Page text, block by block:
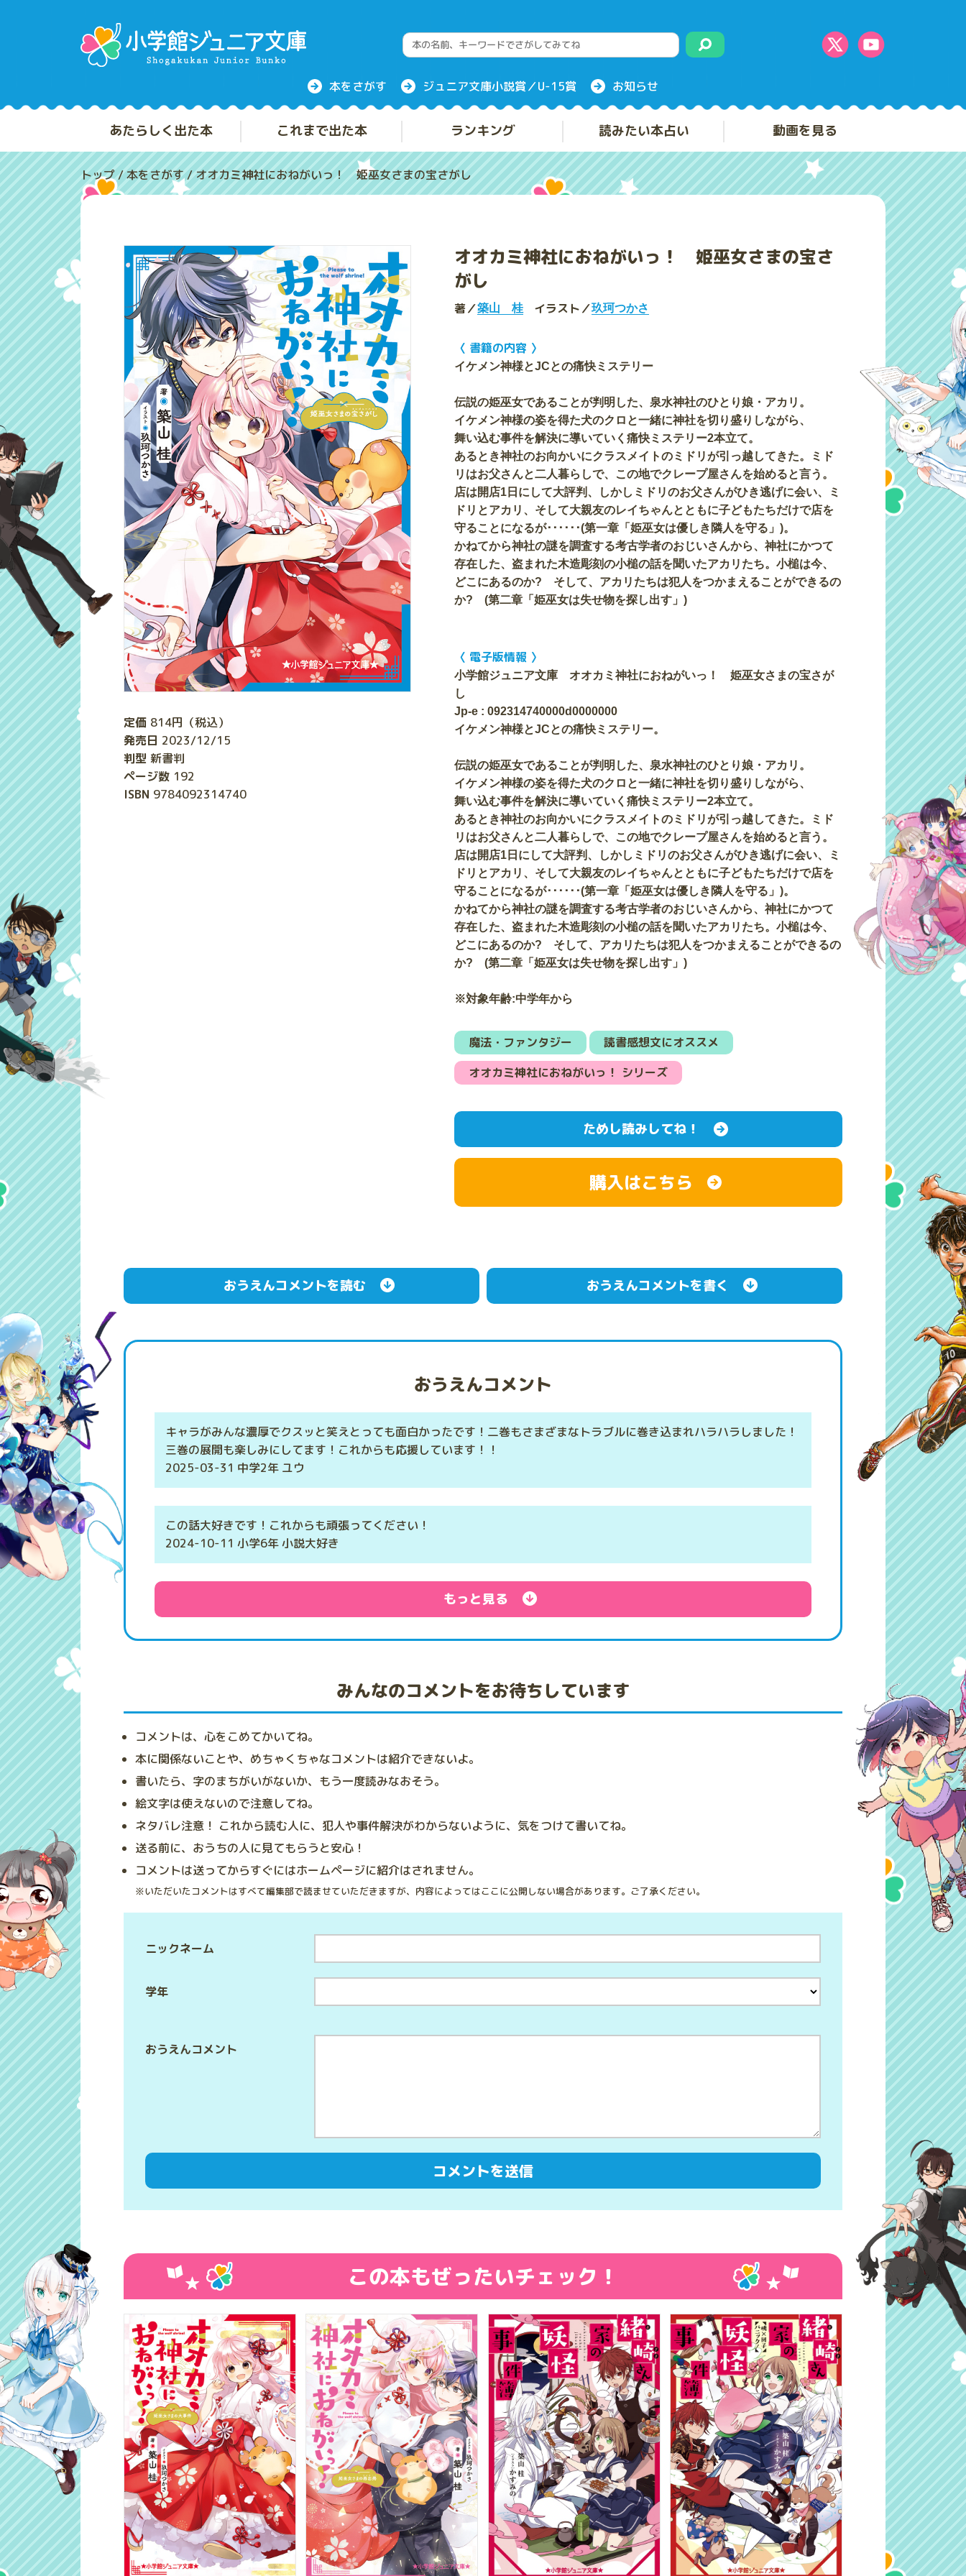
本をさがす ジュニア文庫小説賞／U-15賞 お知らせ
あたらしく出た本 これまで出た本 ランキング 読みたい本占い 動画を見る
トップ/本をさがす/オオカミ神社におねがいっ！ 姫巫女さまの宝さがし
定価 814円（税込）
発売日 2023/12/15
判型 新書判
ページ数 192
ISBN 9784092314740
オオカミ神社におねがいっ！ 姫巫女さまの宝さ
がし
著／築山 桂 イラスト／玖珂つかさ
〈 書籍の内容 〉
イケメン神様とJCとの痛快ミステリー
伝説の姫巫女であることが判明した、泉水神社のひとり娘・アカリ。
イケメン神様の姿を得た犬のクロと一緒に神社を切り盛りしながら、
舞い込む事件を解決に導いていく痛快ミステリー2本立て。
あるとき神社のお向かいにクラスメイトのミドリが引っ越してきた。ミド
リはお父さんと二人暮らしで、この地でクレープ屋さんを始めると言う。
店は開店1日にして大評判、しかしミドリのお父さんがひき逃げに会い、ミ
ドリとアカリ、そして大親友のレイちゃんとともに子どもたちだけで店を
守ることになるが･･････(第一章「姫巫女は優しき隣人を守る」)。
かねてから神社の謎を調査する考古学者のおじいさんから、神社にかつて
存在した、盗まれた木造彫刻の小槌の話を聞いたアカリたち。小槌は今、
どこにあるのか? そして、アカリたちは犯人をつかまえることができるの
か? (第二章「姫巫女は失せ物を探し出す」)
〈 電子版情報 〉
小学館ジュニア文庫 オオカミ神社におねがいっ！ 姫巫女さまの宝さが
し
Jp-e : 092314740000d0000000
イケメン神様とJCとの痛快ミステリー。
伝説の姫巫女であることが判明した、泉水神社のひとり娘・アカリ。
イケメン神様の姿を得た犬のクロと一緒に神社を切り盛りしながら、
舞い込む事件を解決に導いていく痛快ミステリー2本立て。
あるとき神社のお向かいにクラスメイトのミドリが引っ越してきた。ミド
リはお父さんと二人暮らしで、この地でクレープ屋さんを始めると言う。
店は開店1日にして大評判、しかしミドリのお父さんがひき逃げに会い、ミ
ドリとアカリ、そして大親友のレイちゃんとともに子どもたちだけで店を
守ることになるが･･････(第一章「姫巫女は優しき隣人を守る」)。
かねてから神社の謎を調査する考古学者のおじいさんから、神社にかつて
存在した、盗まれた木造彫刻の小槌の話を聞いたアカリたち。小槌は今、
どこにあるのか? そして、アカリたちは犯人をつかまえることができるの
か? (第二章「姫巫女は失せ物を探し出す」)
※対象年齢:中学年から
魔法・ファンタジー
読書感想文にオススメ
オオカミ神社におねがいっ！ シリーズ
ためし読みしてね！
購入はこちら
おうえんコメントを読む おうえんコメントを書く
おうえんコメント
キャラがみんな濃厚でクスッと笑えとっても面白かったです！二巻もさまざまなトラブルに巻き込まれハラハラしました！
三巻の展開も楽しみにしてます！これからも応援しています！！
2025-03-31 中学2年 ユウ
この話大好きです！これからも頑張ってください！
2024-10-11 小学6年 小説大好き
もっと見る
みんなのコメントをお待ちしています
コメントは、心をこめてかいてね。
本に関係ないことや、めちゃくちゃなコメントは紹介できないよ。
書いたら、字のまちがいがないか、もう一度読みなおそう。
絵文字は使えないので注意してね。
ネタバレ注意！ これから読む人に、犯人や事件解決がわからないように、気をつけて書いてね。
送る前に、おうちの人に見てもらうと安心！
コメントは送ってからすぐにはホームページに紹介はされません。
※いただいたコメントはすべて編集部で読ませていただきますが、内容によってはここに公開しない場合があります。ご了承ください。
学年
ニックネーム
この本もぜったいチェック！